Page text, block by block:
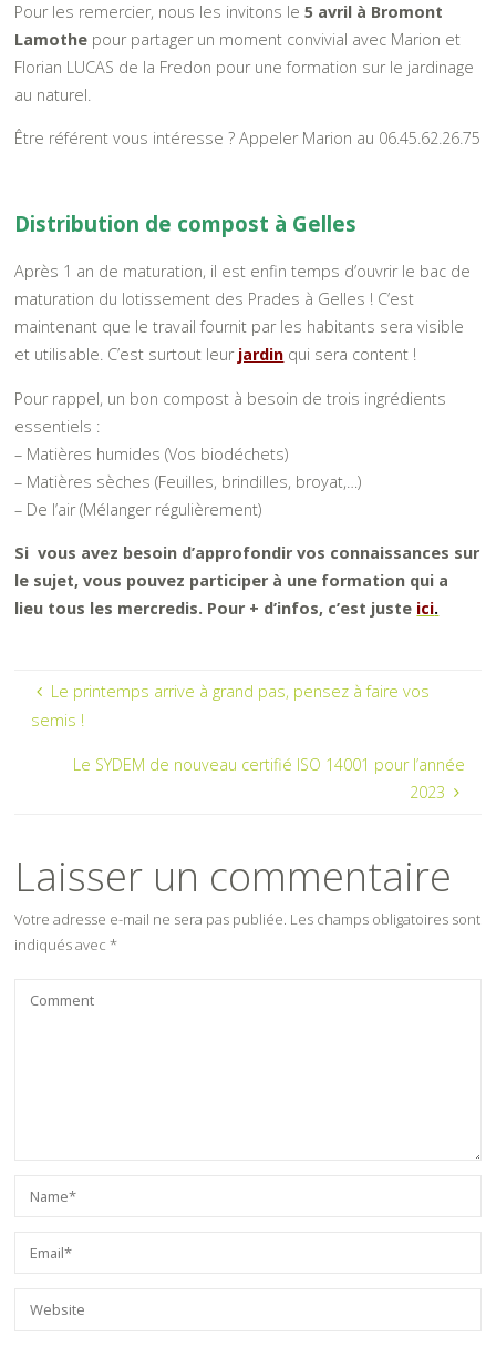
Pour les remercier, nous les invitons le5 avril à Bromont
Lamothe pour partager un moment convivial avec Marion et
Florian LUCAS de la Fredon pour une formation sur le jardinage
au naturel.
Être référent vous intéresse ? Appeler Marion au 06.45.62.26.75
Distribution de compost à Gelles
Après 1 an de maturation, il est enfin temps d’ouvrir le bac de
maturation du lotissement des Prades à Gelles ! C’est
maintenant que le travail fournit par les habitants sera visible
et utilisable. C’est surtout leur jardin qui sera content !
Pour rappel, un bon compost à besoin de trois ingrédients
essentiels :
– Matières humides (Vos biodéchets)
– Matières sèches (Feuilles, brindilles, broyat,…)
– De l’air (Mélanger régulièrement)
Si vous avez besoin d’approfondir vos connaissances sur
le sujet, vous pouvez participer à une formation qui a
lieu tous les mercredis. Pour + d’infos, c’est juste ici.
Le printemps arrive à grand pas, pensez à faire vos
semis !
Le SYDEM de nouveau certifié ISO 14001 pour l’année
2023
Laisser un commentaire
Votre adresse e-mail ne sera pas publiée. Les champs obligatoires sont
indiqués avec*